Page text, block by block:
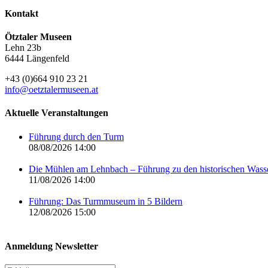
Kontakt
Ötztaler Museen
Lehn 23b
6444 Längenfeld
+43 (0)664 910 23 21
info@oetztalermuseen.at
Aktuelle Veranstaltungen
Führung durch den Turm
08/08/2026 14:00
Die Mühlen am Lehnbach – Führung zu den historischen
11/08/2026 14:00
Führung: Das Turmmuseum in 5 Bildern
12/08/2026 15:00
Anmeldung Newsletter